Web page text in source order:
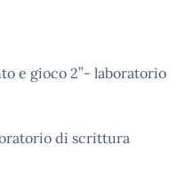
e gioco 2”- laboratorio
di scrittura